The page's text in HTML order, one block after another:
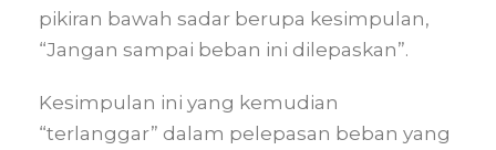
pikiran bawah sadar berupa kesimpulan,
“Jangan sampai beban ini dilepaskan”.
Kesimpulan ini yang kemudian
“terlanggar” dalam pelepasan beban yang